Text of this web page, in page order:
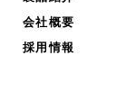
会社概要
採用情報